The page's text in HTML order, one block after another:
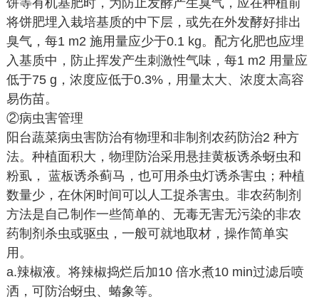
饼等有机基肥时，为防止发酵产生臭气，应在种植前
将饼肥埋入栽培基质的中下层，或先在外发酵好排出
臭气，每1 m2 施用量应少于0.1 kg。配方化肥也应埋
入基质中，防止挥发产生刺激性气味，每1 m2 用量应
低于75 g，浓度应低于0.3%，用量太大、浓度太高容
易伤苗。
②病虫害管理
阳台蔬菜病虫害防治有物理和非制剂农药防治2 种方
法。种植面积大，物理防治采用悬挂黄板诱杀蚜虫和
粉虱， 蓝板诱杀蓟马，也可用杀虫灯诱杀害虫；种植
数量少，在休闲时间可以人工捉杀害虫。非农药制剂
方法是自己制作一些简单的、无毒无害无污染的非农
药制剂杀虫或驱虫，一般可就地取材，操作简单实
用。
a.辣椒液。将辣椒捣烂后加10 倍水煮10 min过滤后喷
洒，可防治蚜虫、蝽象等。